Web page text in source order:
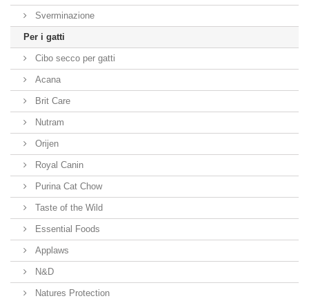
Sverminazione
Per i gatti
Cibo secco per gatti
Acana
Brit Care
Nutram
Orijen
Royal Canin
Purina Cat Chow
Taste of the Wild
Essential Foods
Applaws
N&D
Natures Protection